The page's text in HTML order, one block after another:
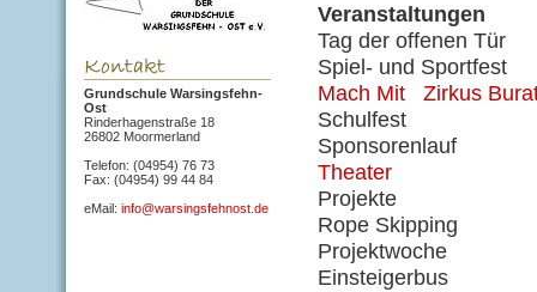
Grundschule Warsingsfehn-
Ost
Rinderhagenstraße 18
26802 Moormerland
Telefon: (04954) 76 73
Fax: (04954) 99 44 84
eMail: info@warsingsfehnost.de
Veranstaltungen
Tag der offenen Tür
Spiel- und Sportfest
Mach Mit Zirkus
Schulfest
Sponsorenlauf
Theater
Projekte
Rope Skipping
Projektwoche
Einsteigerbus